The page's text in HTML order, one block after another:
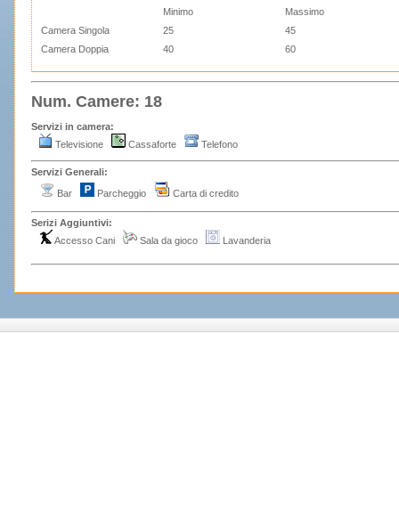
Minimo
Massimo
Camera Singola
25
45
Camera Doppia
40 60
Num. Camere: 18
Servizi in camera:
Televisione
Cassaforte Telefono
Servizi Generali:
Bar
Parcheggio Carta di credito
Serizi Aggiuntivi:
Accesso Cani
Sala da gioco Lavanderia